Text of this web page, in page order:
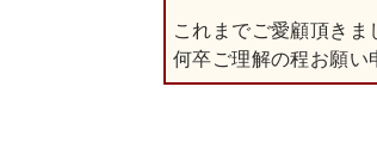
これまでご愛顧頂きま
何卒ご理解の程お願い